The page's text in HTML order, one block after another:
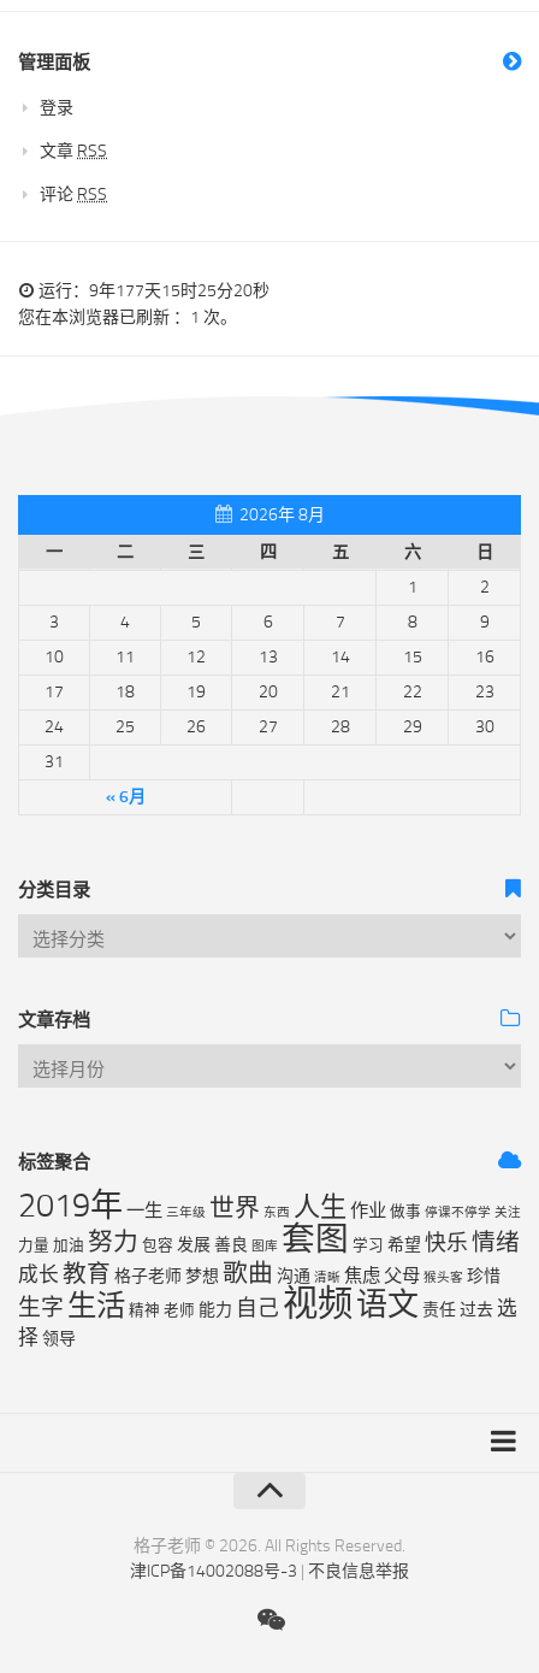
管理面板
登录
文章 RSS
评论 RSS
运行：9年177天15时25分21秒
您在本浏览器已刷新 ：1 次。
2026年 8月
一
二 三 四 五 六 日
« 6月
1
2
3
4 5 6 7 8
9
10
11 12 13 14 15
16
17
18 19 20 21 22
23
24
25 26 27 28 29
30
31
分类目录
文章存档
标签聚合
2019年 一生 三年级 世界 东西 人生 作业 做事 停课不停学 关注
力量 加油 努力 包容 发展善良 图库 套图 学习 希望 快乐情绪
成长 教育 格子老师梦想 歌曲 沟通 清晰 焦虑 父母 猴头客 珍惜
生字 生活 精神 老师 能力 自己 视频语文 责任过去 选
择 领导
格子老师 © 2026. All Rights Reserved.
津ICP备14002088号-3 | 不良信息举报